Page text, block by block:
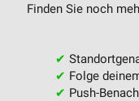
Finden Sie noch
✔
✔ Folge
✔ Push-